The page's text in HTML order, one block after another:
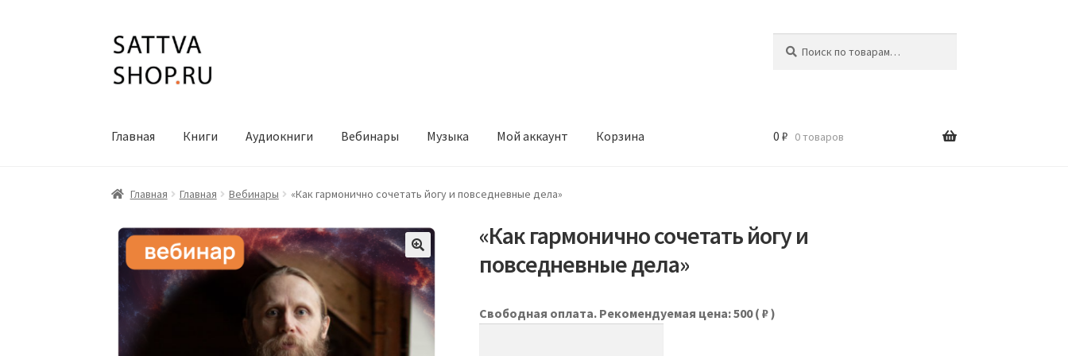
Перейти
навигации
Перейти
содержимому
Главная Книги Аудиокниги Вебинары Музыка Мой аккаунт Корзина 0 ₽ 0 товаров
Главная Главная Вебинары «Как гармонично сочетать йогу и повседневные дела»
«Как гармонично сочетать йогу и
повседневные дела»
Свободная оплата. Рекомендуемая цена: 500( ₽ )